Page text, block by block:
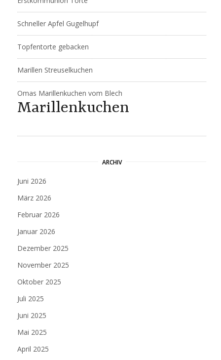
Schneller Apfel Gugelhupf
Topfentorte gebacken
Marillen Streuselkuchen
Omas Marillenkuchen vom Blech
Marillenkuchen
ARCHIV
Juni 2026
März 2026
Februar 2026
Januar 2026
Dezember 2025
November 2025
Oktober 2025
Juli 2025
Juni 2025
Mai 2025
April 2025